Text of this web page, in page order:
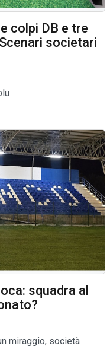
colpi DB e tre
societari
squadra al
miraggio, società